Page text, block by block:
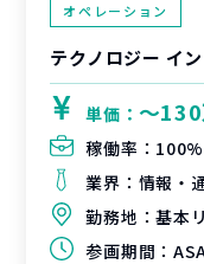
オペレーション
単価： 〜
稼働率： 100%
業界： 情報・
勤務地：基本
参画期間：